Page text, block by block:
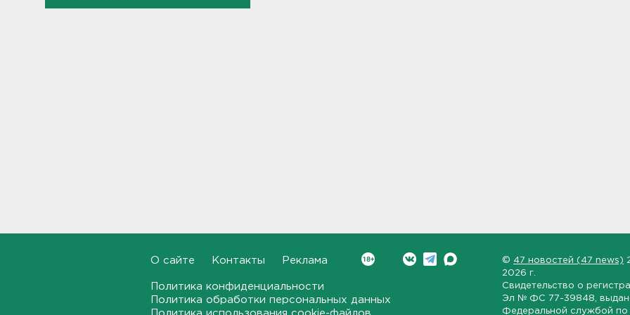
эвакуировали на вертолете -
О сайте Контакты Реклама
Политика конфиденциальности
Политика обработки персональных данных
Политика использования cookie-файлов
© 47 новостей (47 news)
2026 г.
Свидетельство о
Эл № ФС 77-39848 ,
Федеральной службой по